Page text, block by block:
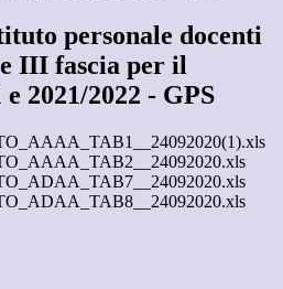
personale docenti
III fascia per il
2021/2022 - GPS